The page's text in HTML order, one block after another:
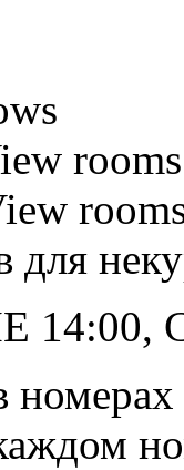
rooms
для
14:00,
номерах